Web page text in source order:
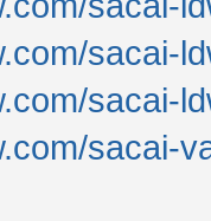
sacai-
sacai-
sacai-